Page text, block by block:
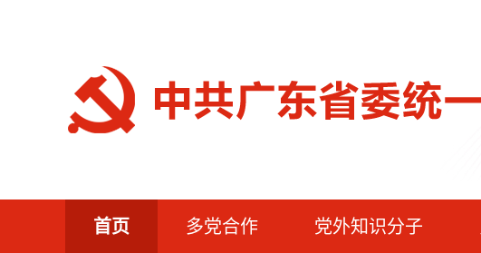
首页 多党合作 党外知识分子